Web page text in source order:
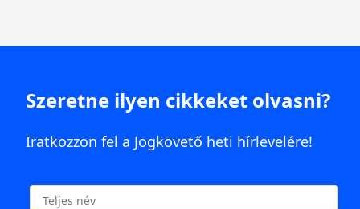
Szeretne ilyen cikkeket olvasni?
Iratkozzon fel a Jogkövető heti hírlevelére!